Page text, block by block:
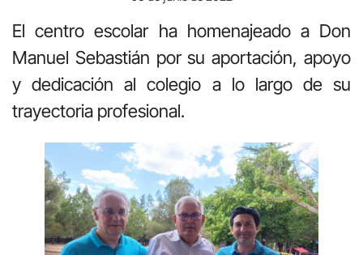
El centro escolar ha homenajeado a Don
Manuel Sebastián por su aportación, apoyo
y dedicación al colegio a lo largo de su
trayectoria profesional.